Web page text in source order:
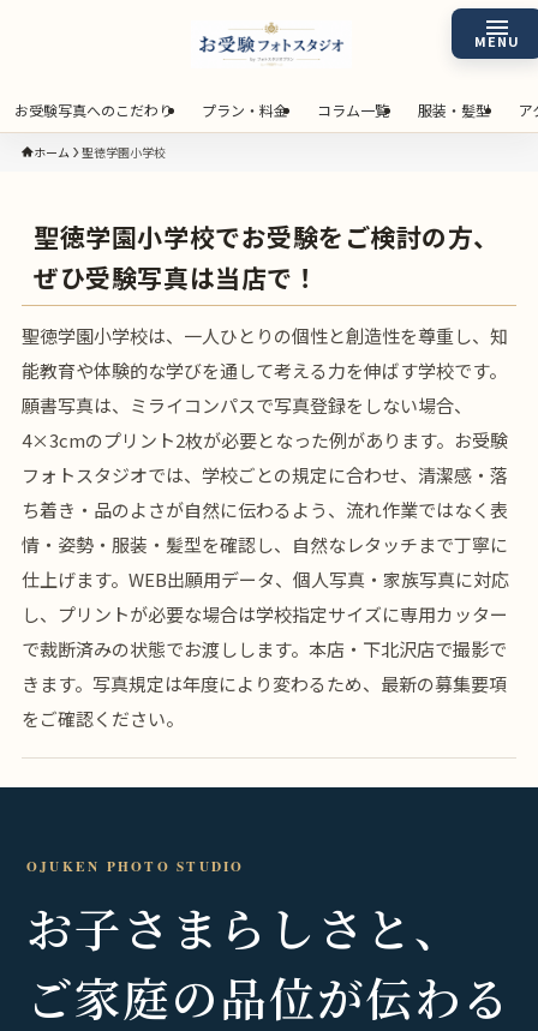
お受験写真へのこだわり プラン・料金 コラム一覧 服装・髪型 ア
ホーム 聖徳学園小学校
聖徳学園小学校でお受験をご検討の方、
ぜひ受験写真は当店で！
聖徳学園小学校は、一人ひとりの個性と創造性を尊重し、知
能教育や体験的な学びを通して考える力を伸ばす学校です。
願書写真は、ミライコンパスで写真登録をしない場合、
4×3cmのプリント2枚が必要となった例があります。お受験
フォトスタジオでは、学校ごとの規定に合わせ、清潔感・落
ち着き・品のよさが自然に伝わるよう、流れ作業ではなく表
情・姿勢・服装・髪型を確認し、自然なレタッチまで丁寧に
仕上げます。WEB出願用データ、個人写真・家族写真に対応
し、プリントが必要な場合は学校指定サイズに専用カッター
で裁断済みの状態でお渡しします。本店・下北沢店で撮影で
きます。写真規定は年度により変わるため、最新の募集要項
をご確認ください。
OJUKEN PHOTO STUDIO
お子さまらしさと、
ご家庭の品位が伝わる